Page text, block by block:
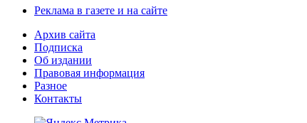
Реклама в газете и на сайте
Архив сайта
Подписка
Об издании
Правовая информация
Разное
Контакты